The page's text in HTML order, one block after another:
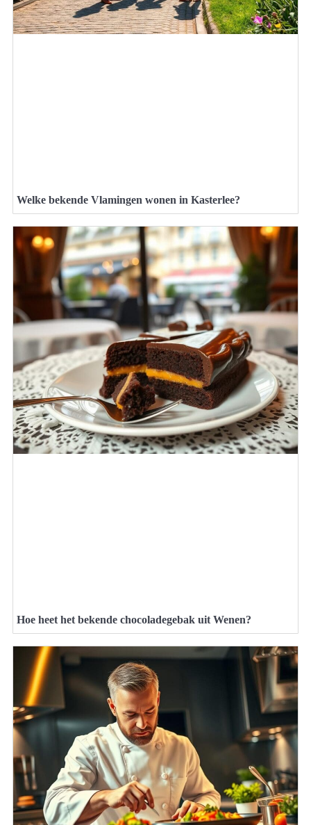
Welke bekende Vlamingen wonen in Kasterlee?
Hoe heet het bekende chocoladegebak uit Wenen?